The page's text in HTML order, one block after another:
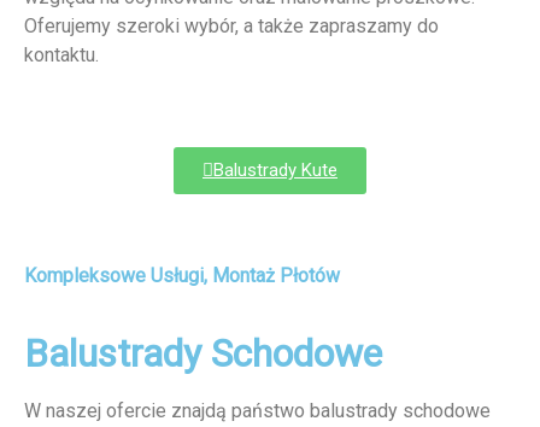
Oferujemy szeroki wybór, a także zapraszamy do
kontaktu.
Balustrady Kute
Kompleksowe Usługi, Montaż Płotów
Balustrady Schodowe
W naszej ofercie znajdą państwo balustrady schodowe